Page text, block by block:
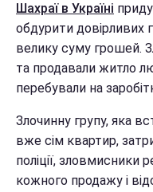
Шахраї в Україні
обдурити довірливих
велику суму грошей.
та продавали житло
перебували на
Злочинну групу, яка
вже сім квартир,
поліції, зловмисники
кожного продажу і